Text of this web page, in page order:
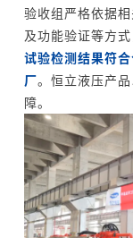
验收组严格依据
及功能验证等方
试验检测结果符
厂。恒立液压产
障。